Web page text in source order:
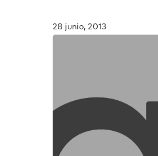
28 junio, 2013